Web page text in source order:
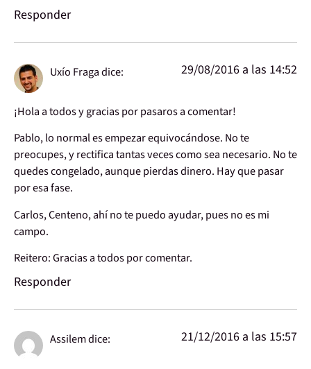
Responder
Uxío Fragadice: 29/08/2016 a las 14:52
¡Hola a todos y gracias por pasaros a comentar!
Pablo, lo normal es empezar equivocándose. No te
preocupes, y rectifica tantas veces como sea necesario. No te
quedes congelado, aunque pierdas dinero. Hay que pasar
por esa fase.
Carlos, Centeno, ahí no te puedo ayudar, pues no es mi
campo.
Reitero: Gracias a todos por comentar.
Responder
Assilemdice: 21/12/2016 a las 15:57